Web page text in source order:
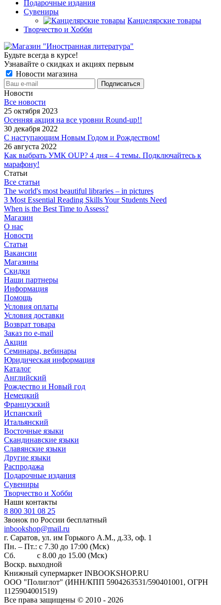
Подарочные издания
Сувениры
Канцелярские товары
Творчество и Хобби
Будьте всегда в курсе!
Узнавайте о скидках и акциях первым
Новости магазина
Новости
Все новости
25 октября 2023
Осенняя акция на все уровни Round-up!!
30 декабря 2022
С наступающим Новым Годом и Рождеством!
26 августа 2022
Как выбрать УМК OUP? 4 дня – 4 темы. Подключайтесь к
марафону!
Статьи
Все статьи
The world's most beautiful libraries – in pictures
3 Most Essential Reading Skills Your Students Need
When is the Best Time to Assess?
Магазин
О нас
Новости
Статьи
Вакансии
Магазины
Скидки
Наши партнеры
Информация
Помощь
Условия оплаты
Условия доставки
Возврат товара
Заказ по e-mail
Акции
Семинары, вебинары
Юридическая информация
Каталог
Английский
Рождество и Новый год
Немецкий
Французский
Испанский
Итальянский
Восточные языки
Скандинавские языки
Славянские языки
Другие языки
Распродажа
Подарочные издания
Сувениры
Творчество и Хобби
Наши контакты
8 800 301 08 25
Звонок по России бесплатный
inbookshop@mail.ru
г. Саратов, ул. им Горького А.М., д.33, оф. 1
Пн. – Пт.: с 7.30 до 17:00 (Мск)
Сб. с 8.00 до 15.00 (Мск)
Воскр. выходной
Книжный супермаркет INBOOKSHOP.RU
ООО "Полиглот" (ИНН/КПП 5904263531/590401001, ОГРН
1125904001519)
Все права защищены © 2010 - 2026